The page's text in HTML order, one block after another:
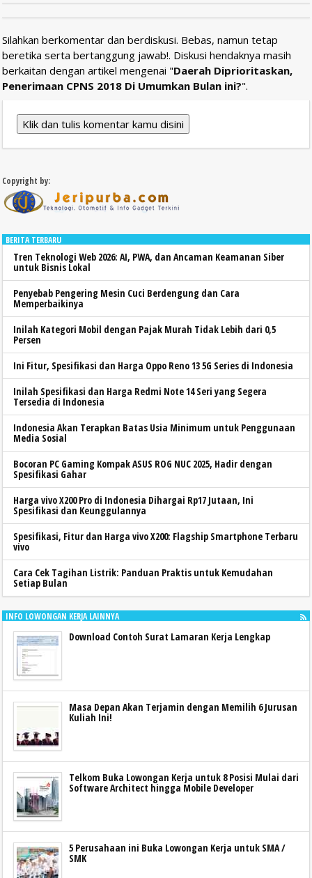
Silahkan berkomentar dan berdiskusi. Bebas, namun tetap
beretika serta bertanggung jawab!. Diskusi hendaknya masih
berkaitan dengan artikel mengenai "Daerah Diprioritaskan,
Penerimaan CPNS 2018 Di Umumkan Bulan ini?".
Klik dan tulis komentar kamu disini
Copyright by:
BERITA TERBARU
Tren Teknologi Web 2026: AI, PWA, dan Ancaman Keamanan Siber
untuk Bisnis Lokal
Penyebab Pengering Mesin Cuci Berdengung dan Cara
Memperbaikinya
Inilah Kategori Mobil dengan Pajak Murah Tidak Lebih dari 0,5
Persen
Ini Fitur, Spesifikasi dan Harga Oppo Reno 13 5G Series di Indonesia
Inilah Spesifikasi dan Harga Redmi Note 14 Seri yang Segera
Tersedia di Indonesia
Indonesia Akan Terapkan Batas Usia Minimum untuk Penggunaan
Media Sosial
Bocoran PC Gaming Kompak ASUS ROG NUC 2025, Hadir dengan
Spesifikasi Gahar
Harga vivo X200 Pro di Indonesia Dihargai Rp17 Jutaan, Ini
Spesifikasi dan Keunggulannya
Spesifikasi, Fitur dan Harga vivo X200: Flagship Smartphone Terbaru
vivo
Cara Cek Tagihan Listrik: Panduan Praktis untuk Kemudahan
Setiap Bulan
INFO LOWONGAN KERJA LAINNYA
Download Contoh Surat Lamaran Kerja Lengkap
Masa Depan Akan Terjamin dengan Memilih 6 Jurusan
Kuliah Ini!
Telkom Buka Lowongan Kerja untuk 8 Posisi Mulai dari
Software Architect hingga Mobile Developer
5 Perusahaan ini Buka Lowongan Kerja untuk SMA /
SMK